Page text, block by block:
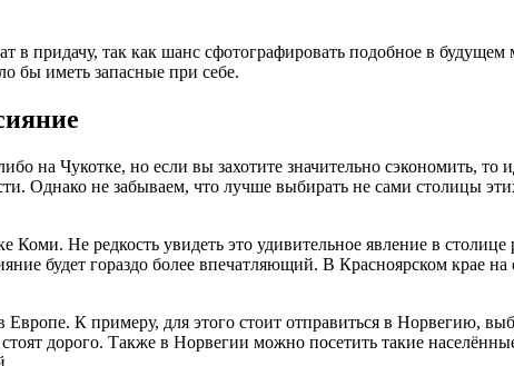
в придачу, так как шанс сфотографировать подобное в
бы иметь запасные при себе.
на Чукотке, но если вы захотите значительно сэкономить,
Однако не забываем, что лучше выбирать не сами столицы
Коми. Не редкость увидеть это удивительное явление в
будет гораздо более впечатляющий. В Красноярском крае
К примеру, для этого стоит отправиться в Норвегию,
дорого. Также в Норвегии можно посетить такие